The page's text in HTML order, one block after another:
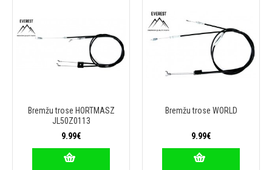
Bremžu trose HORTMASZ
JL50Z0113
9.99€
Bremžu trose WORLD
9.99€